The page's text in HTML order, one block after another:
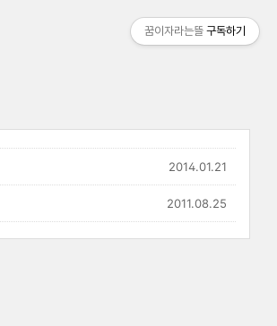
2014.01.21
2011.08.25
꿈이자라는뜰 구독하기